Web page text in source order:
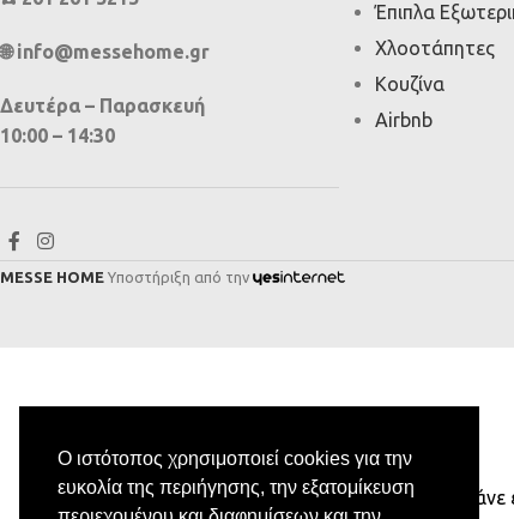
Ο ιστότοπος χρησιμοποιεί cookies για την
ευκολία της περιήγησης, την εξατομίκευση
🌐 info@messehome.gr
Δευτέρα – Παρασκευή
10:00 – 14:30
Έπιπλα
Χλοοτάπητες
Κουζίνα
Airbnb
MESSE HOME Υποστήριξη από την